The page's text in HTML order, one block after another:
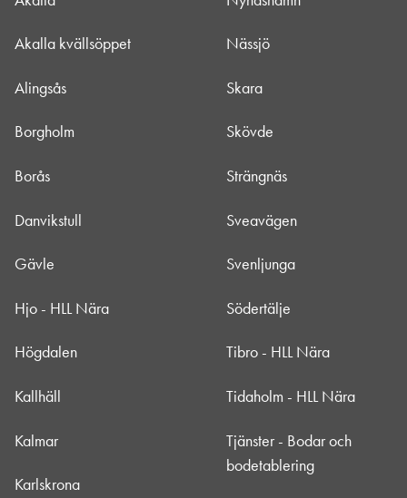
Akalla kvällsöppet
Alingsås
Borgholm
Borås
Danvikstull
Gävle
Hjo - HLL Nära
Högdalen
Kallhäll
Kalmar
Karlskrona
Nässjö
Skara
Skövde
Strängnäs
Sveavägen
Svenljunga
Södertälje
Tibro - HLL Nära
Tidaholm - HLL Nära
Tjänster - Bodar och
bodetablering